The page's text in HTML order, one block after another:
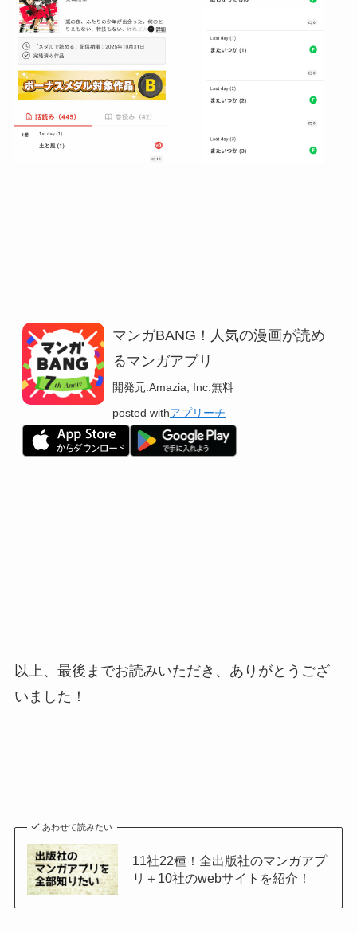
マンガBANG！人気の漫画が読め
るマンガアプリ
開発元:Amazia, Inc. 無料
posted withアプリーチ
以上、最後までお読みいただき、ありがとうござ
いました！
あわせて読みたい
11社22種！全出版社のマンガアプ
リ＋10社のwebサイトを紹介！